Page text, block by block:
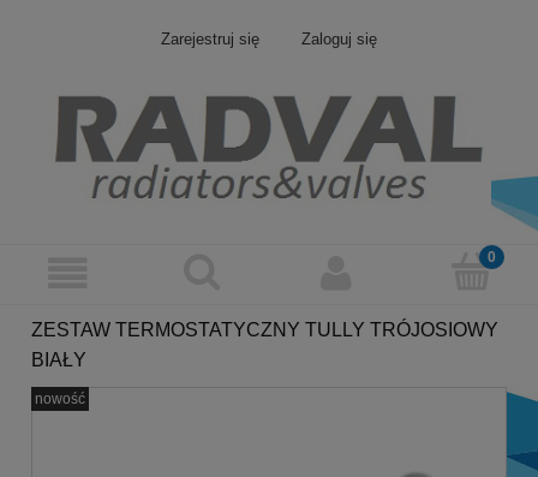
Zarejestruj się Zaloguj się
ZESTAW TERMOSTATYCZNY TULLY TRÓJOSIOWY
BIAŁY
nowość